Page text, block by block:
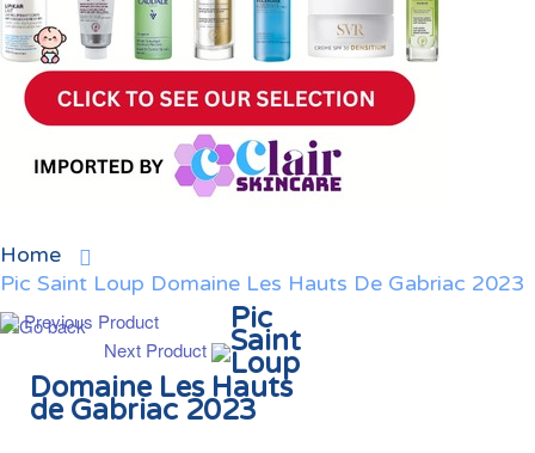
Home
Pic Saint Loup Domaine Les Hauts De Gabriac 2023
Previous Product
Next Product
Pic
Saint
Loup
Domaine Les Hauts
de Gabriac 2023